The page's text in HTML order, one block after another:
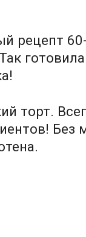
рецепт
торт.
Без